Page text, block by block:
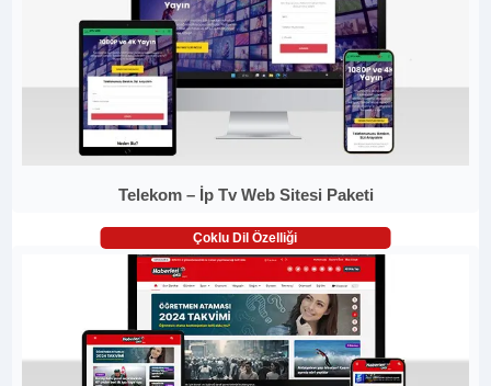
Telekom – İp Tv Web Sitesi Paketi
Çoklu Dil Özelliği